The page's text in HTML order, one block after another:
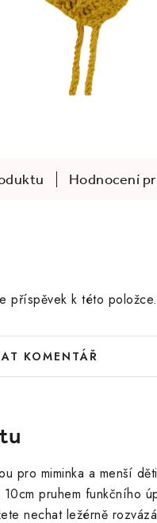
Hodnocení
pro miminka a menší
pruhem funkčního
nechat ležérně
příspěvek k této položce.
KOMENTÁŘ